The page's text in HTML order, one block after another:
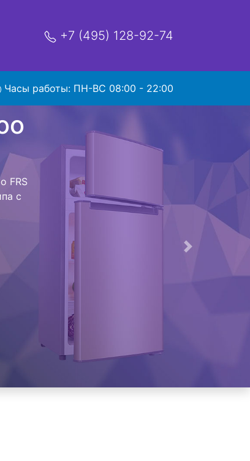
+7 (495) 128-92-74
Часы работы: ПН-ВС 08:00 - 22:00
на
FRS
Следующая